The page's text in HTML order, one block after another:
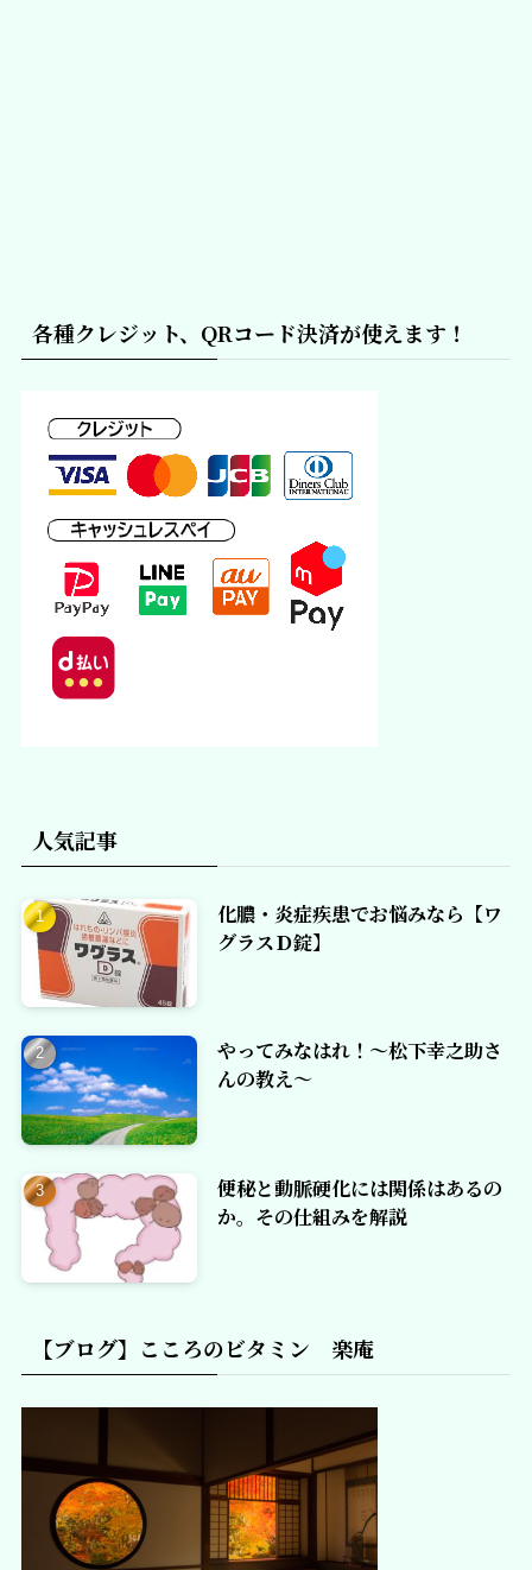
各種クレジット、QRコード決済が使えます！
人気記事
化膿・炎症疾患でお悩みなら【ワ
グラスＤ錠】
やってみなはれ！～松下幸之助さ
んの教え～
便秘と動脈硬化には関係はあるの
か。その仕組みを解説
【ブログ】こころのビタミン 楽庵